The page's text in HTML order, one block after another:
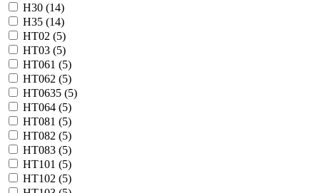
H30 (14)
H35 (14)
HT02 (5)
HT03 (5)
HT061 (5)
HT062 (5)
HT0635 (5)
HT064 (5)
HT081 (5)
HT082 (5)
HT083 (5)
HT101 (5)
HT102 (5)